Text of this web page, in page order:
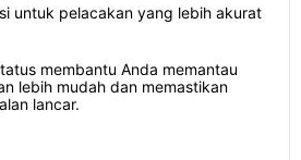
untuk pelacakan yang lebih akurat
membantu Anda memantau
lebih mudah dan memastikan
lancar.